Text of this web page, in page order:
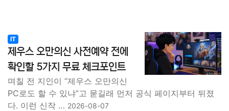
IT
제우스 오만의신 사전예약 전에
확인할 5가지 무료 체크포인트
며칠 전 지인이 “제우스 오만의신
PC로도 할 수 있냐”고 묻길래 먼저 공식 페이지부터 뒤졌
다. 이런 신작 … 2026-08-07